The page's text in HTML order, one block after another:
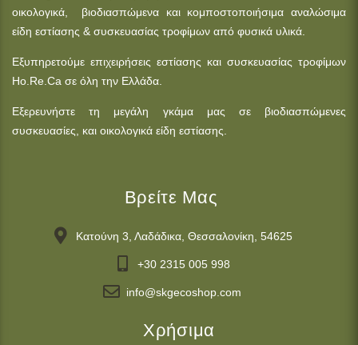
οικολογικά, βιοδιασπώμενα και κομποστοποιήσιμα αναλώσιμα
είδη εστίασης & συσκευασίας τροφίμων από φυσικά υλικά.
Εξυπηρετούμε επιχειρήσεις εστίασης και συσκευασίας τροφίμων
Ho.Re.Ca σε όλη την Ελλάδα.
Εξερευνήστε τη μεγάλη γκάμα μας σε βιοδιασπώμενες
συσκευασίες, και οικολογικά είδη εστίασης.
Βρείτε Μας
Κατούνη 3, Λαδάδικα, Θεσσαλονίκη, 54625
+30 2315 005 998
info@skgecoshop.com
Χρήσιμα